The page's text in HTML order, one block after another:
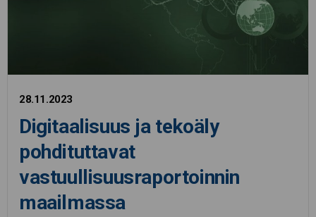
28.11.2023
Digitaalisuus ja tekoäly
pohdituttavat
vastuullisuusraportoinnin
maailmassa